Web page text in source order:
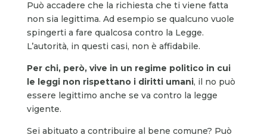
Può accadere che la richiesta che ti viene fatta
non sia legittima. Ad esempio se qualcuno vuole
spingerti a fare qualcosa contro la Legge.
L’autorità, in questi casi, non è affidabile.
Per chi, però, vive in un regime politico in cui
le leggi non rispettano i diritti umani, il no può
essere legittimo anche se va contro la legge
vigente.
Sei abituato a contribuire al bene comune? Può